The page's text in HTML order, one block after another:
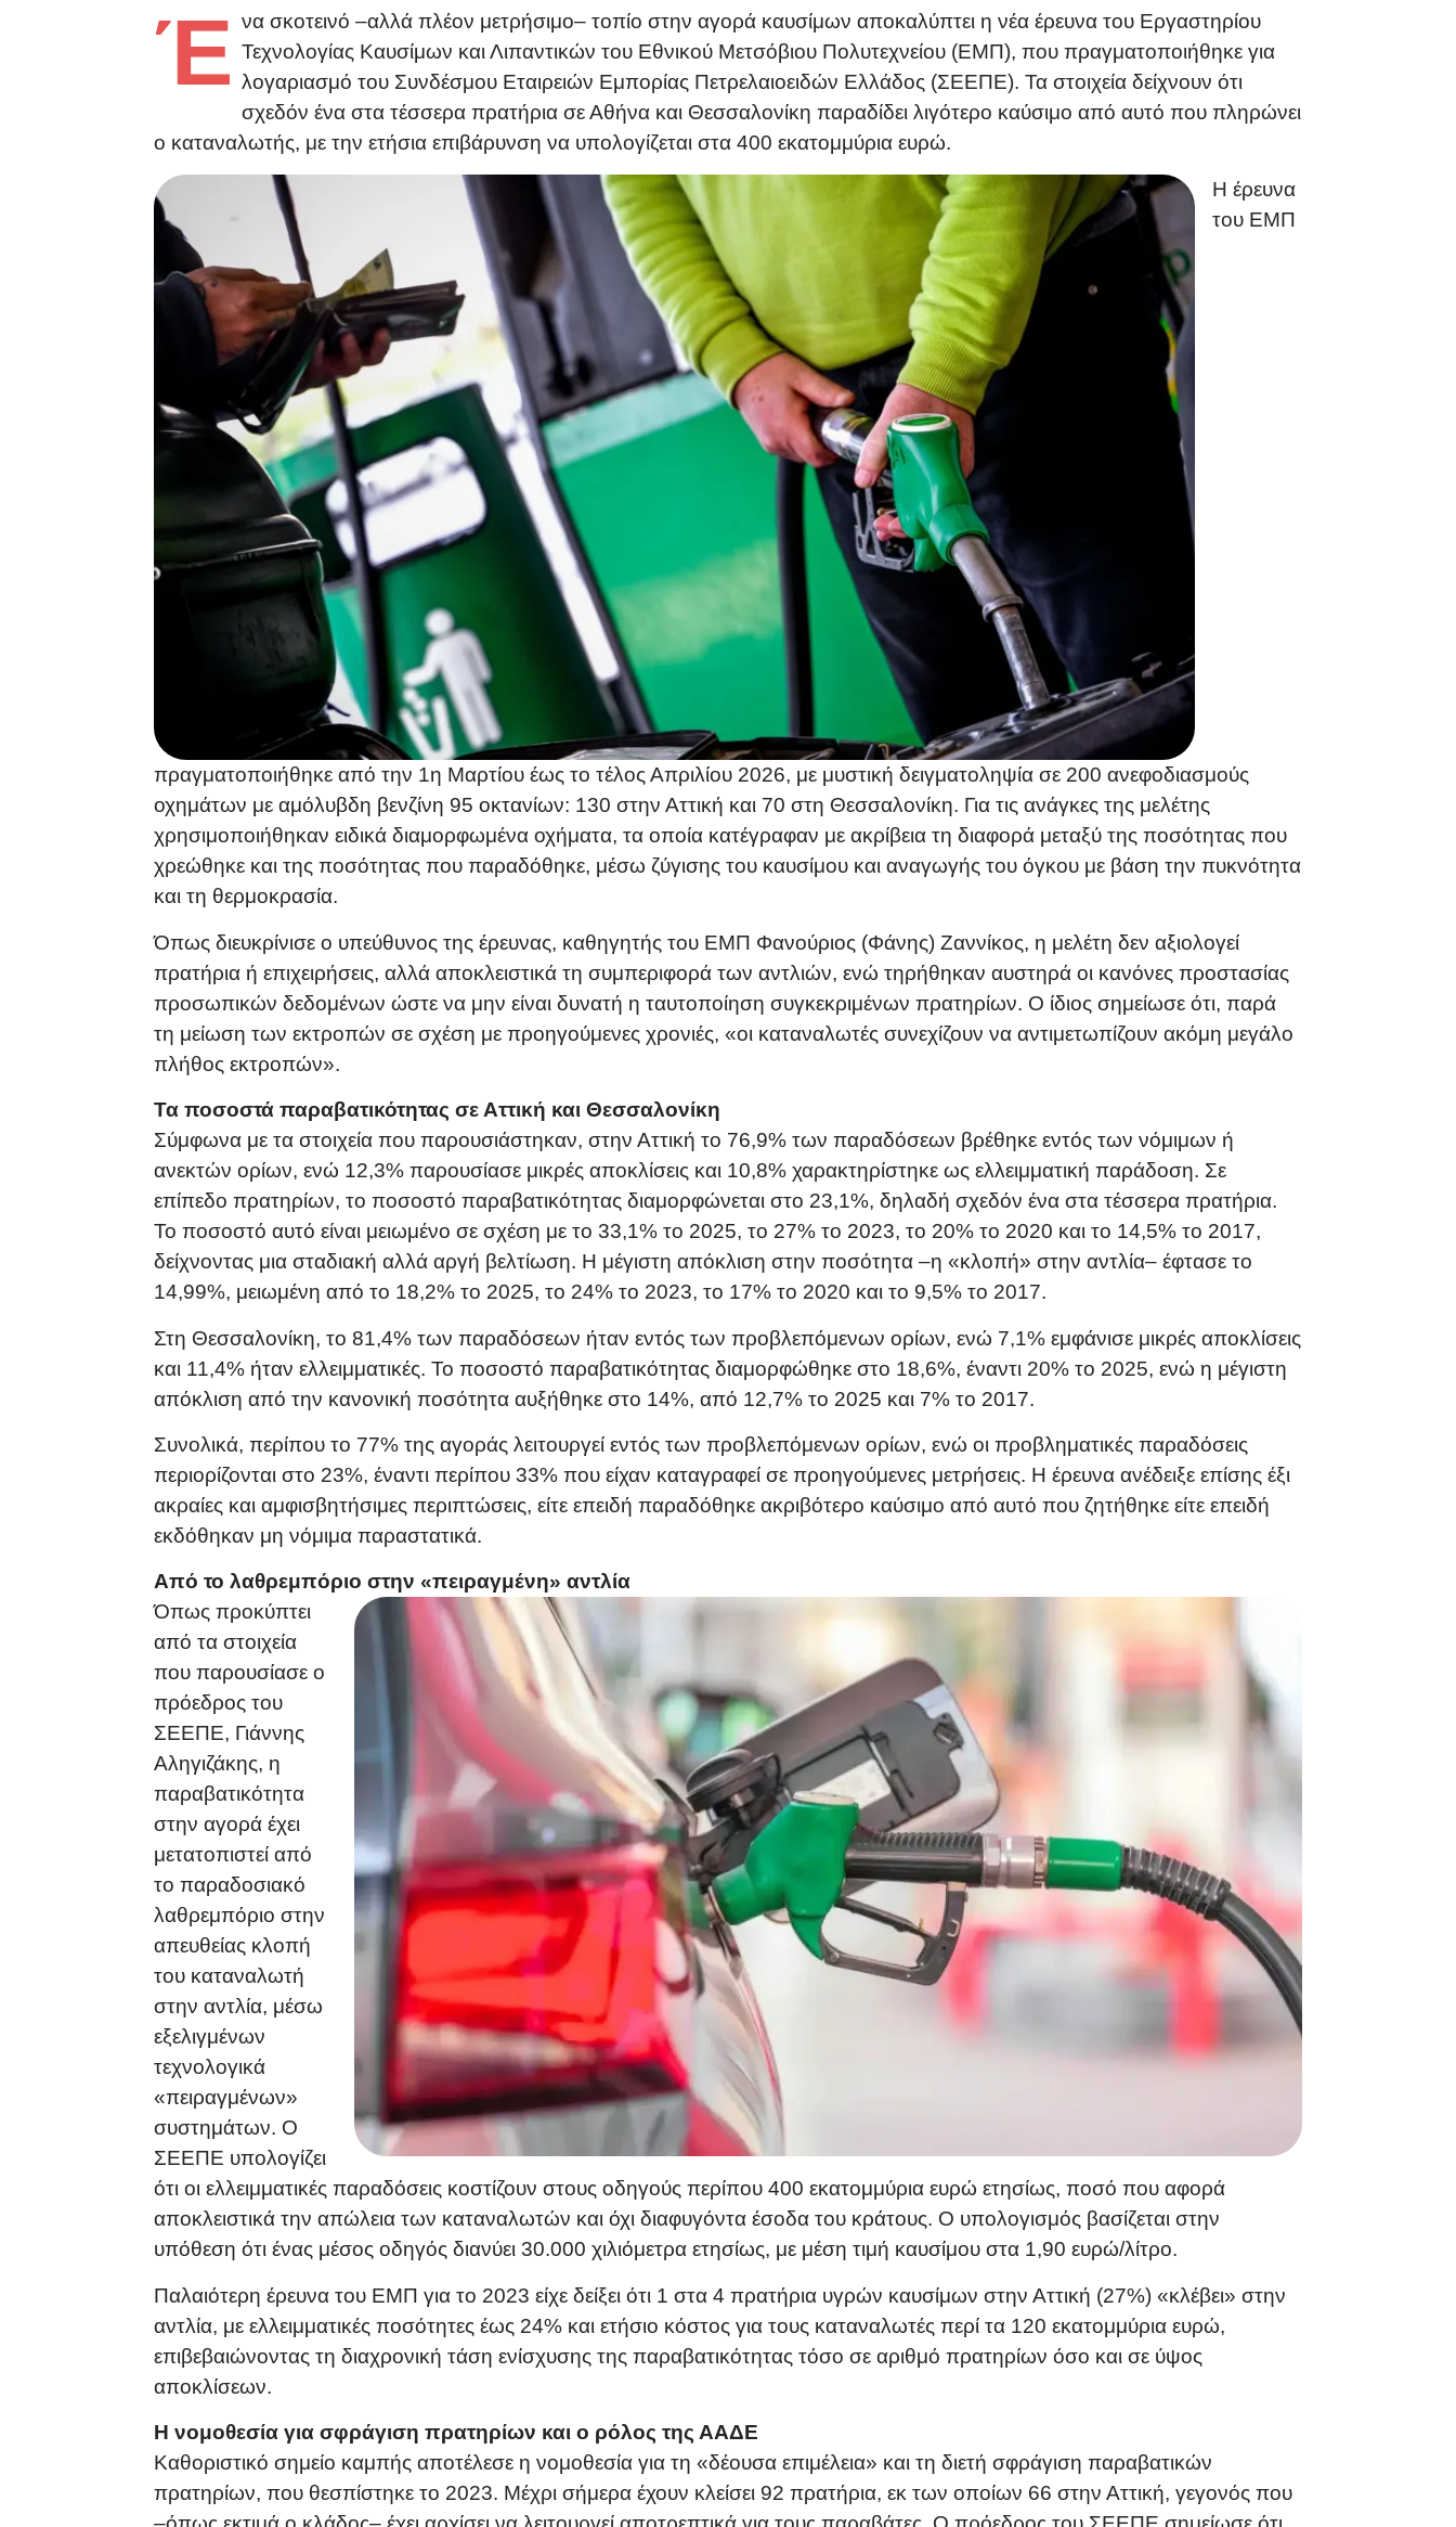
Έ να σκοτεινό –αλλά πλέον μετρήσιμο– τοπίο στην αγορά καυσίμων αποκαλύπτει η νέα έρευνα του Εργαστηρίου
Τεχνολογίας Καυσίμων και Λιπαντικών του Εθνικού Μετσόβιου Πολυτεχνείου (ΕΜΠ), που πραγματοποιήθηκε για
λογαριασμό του Συνδέσμου Εταιρειών Εμπορίας Πετρελαιοειδών Ελλάδος (ΣΕΕΠΕ). Τα στοιχεία δείχνουν ότι
σχεδόν ένα στα τέσσερα πρατήρια σε Αθήνα και Θεσσαλονίκη παραδίδει λιγότερο καύσιμο από αυτό που πληρώνει
ο καταναλωτής, με την ετήσια επιβάρυνση να υπολογίζεται στα 400 εκατομμύρια ευρώ.
Η έρευνα
του ΕΜΠ
πραγματοποιήθηκε από την 1η Μαρτίου έως το τέλος Απριλίου 2026, με μυστική δειγματοληψία σε 200 ανεφοδιασμούς
οχημάτων με αμόλυβδη βενζίνη 95 οκτανίων: 130 στην Αττική και 70 στη Θεσσαλονίκη. Για τις ανάγκες της μελέτης
χρησιμοποιήθηκαν ειδικά διαμορφωμένα οχήματα, τα οποία κατέγραφαν με ακρίβεια τη διαφορά μεταξύ της ποσότητας που
χρεώθηκε και της ποσότητας που παραδόθηκε, μέσω ζύγισης του καυσίμου και αναγωγής του όγκου με βάση την πυκνότητα
και τη θερμοκρασία.
Όπως διευκρίνισε ο υπεύθυνος της έρευνας, καθηγητής του ΕΜΠ Φανούριος (Φάνης) Ζαννίκος, η μελέτη δεν αξιολογεί
πρατήρια ή επιχειρήσεις, αλλά αποκλειστικά τη συμπεριφορά των αντλιών, ενώ τηρήθηκαν αυστηρά οι κανόνες προστασίας
προσωπικών δεδομένων ώστε να μην είναι δυνατή η ταυτοποίηση συγκεκριμένων πρατηρίων. Ο ίδιος σημείωσε ότι, παρά
τη μείωση των εκτροπών σε σχέση με προηγούμενες χρονιές, «οι καταναλωτές συνεχίζουν να αντιμετωπίζουν ακόμη μεγάλο
πλήθος εκτροπών».
Τα ποσοστά παραβατικότητας σε Αττική και Θεσσαλονίκη
Σύμφωνα με τα στοιχεία που παρουσιάστηκαν, στην Αττική το 76,9% των παραδόσεων βρέθηκε εντός των νόμιμων ή
ανεκτών ορίων, ενώ 12,3% παρουσίασε μικρές αποκλίσεις και 10,8% χαρακτηρίστηκε ως ελλειμματική παράδοση. Σε
επίπεδο πρατηρίων, το ποσοστό παραβατικότητας διαμορφώνεται στο 23,1%, δηλαδή σχεδόν ένα στα τέσσερα πρατήρια.
Το ποσοστό αυτό είναι μειωμένο σε σχέση με το 33,1% το 2025, το 27% το 2023, το 20% το 2020 και το 14,5% το 2017,
δείχνοντας μια σταδιακή αλλά αργή βελτίωση. Η μέγιστη απόκλιση στην ποσότητα –η «κλοπή» στην αντλία– έφτασε το
14,99%, μειωμένη από το 18,2% το 2025, το 24% το 2023, το 17% το 2020 και το 9,5% το 2017.
Στη Θεσσαλονίκη, το 81,4% των παραδόσεων ήταν εντός των προβλεπόμενων ορίων, ενώ 7,1% εμφάνισε μικρές αποκλίσεις
και 11,4% ήταν ελλειμματικές. Το ποσοστό παραβατικότητας διαμορφώθηκε στο 18,6%, έναντι 20% το 2025, ενώ η μέγιστη
απόκλιση από την κανονική ποσότητα αυξήθηκε στο 14%, από 12,7% το 2025 και 7% το 2017.
Συνολικά, περίπου το 77% της αγοράς λειτουργεί εντός των προβλεπόμενων ορίων, ενώ οι προβληματικές παραδόσεις
περιορίζονται στο 23%, έναντι περίπου 33% που είχαν καταγραφεί σε προηγούμενες μετρήσεις. Η έρευνα ανέδειξε επίσης έξι
ακραίες και αμφισβητήσιμες περιπτώσεις, είτε επειδή παραδόθηκε ακριβότερο καύσιμο από αυτό που ζητήθηκε είτε επειδή
εκδόθηκαν μη νόμιμα παραστατικά.
Από το λαθρεμπόριο στην «πειραγμένη» αντλία
Όπως προκύπτει
από τα στοιχεία
που παρουσίασε ο
πρόεδρος του
ΣΕΕΠΕ, Γιάννης
Αληγιζάκης, η
παραβατικότητα
στην αγορά έχει
μετατοπιστεί από
το παραδοσιακό
λαθρεμπόριο στην
απευθείας κλοπή
του καταναλωτή
στην αντλία, μέσω
εξελιγμένων
τεχνολογικά
«πειραγμένων»
συστημάτων. Ο
ΣΕΕΠΕ υπολογίζει
ότι οι ελλειμματικές παραδόσεις κοστίζουν στους οδηγούς περίπου 400 εκατομμύρια ευρώ ετησίως, ποσό που αφορά
αποκλειστικά την απώλεια των καταναλωτών και όχι διαφυγόντα έσοδα του κράτους. Ο υπολογισμός βασίζεται στην
υπόθεση ότι ένας μέσος οδηγός διανύει 30.000 χιλιόμετρα ετησίως, με μέση τιμή καυσίμου στα 1,90 ευρώ/λίτρο.
Παλαιότερη έρευνα του ΕΜΠ για το 2023 είχε δείξει ότι 1 στα 4 πρατήρια υγρών καυσίμων στην Αττική (27%) «κλέβει» στην
αντλία, με ελλειμματικές ποσότητες έως 24% και ετήσιο κόστος για τους καταναλωτές περί τα 120 εκατομμύρια ευρώ,
επιβεβαιώνοντας τη διαχρονική τάση ενίσχυσης της παραβατικότητας τόσο σε αριθμό πρατηρίων όσο και σε ύψος
αποκλίσεων.
Η νομοθεσία για σφράγιση πρατηρίων και ο ρόλος της ΑΑΔΕ
Καθοριστικό σημείο καμπής αποτέλεσε η νομοθεσία για τη «δέουσα επιμέλεια» και τη διετή σφράγιση παραβατικών
πρατηρίων, που θεσπίστηκε το 2023. Μέχρι σήμερα έχουν κλείσει 92 πρατήρια, εκ των οποίων 66 στην Αττική, γεγονός που